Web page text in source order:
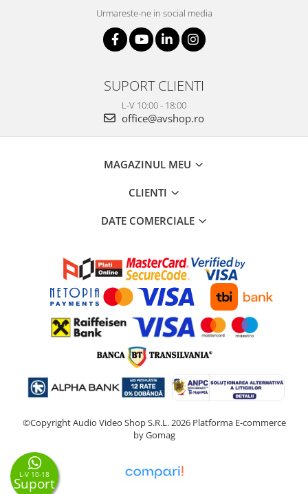
Urmareste-ne in social media
SUPORT CLIENTI
L-V 10:00 - 18:00
office@avshop.ro
MAGAZINUL MEU
CLIENTI
DATE COMERCIALE
©Copyright Audio Video Shop S.R.L. 2026 Platforma E-commerce
by Gomag
L-V 10-18
Suport